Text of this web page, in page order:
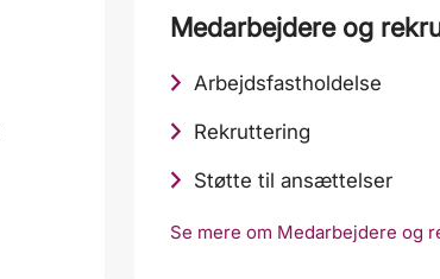
Medarbejdere og
Arbejdsfastholdelse
Rekruttering
Støtte til ansættelser
Se mere om Medarbejdere og